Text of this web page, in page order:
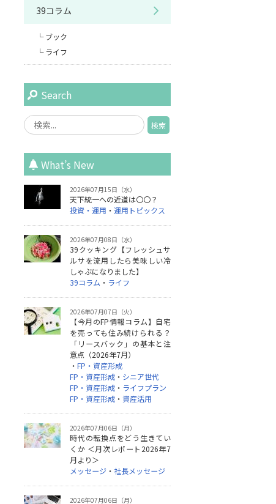
39コラム
ブック
ライフ
Search
What’s New
2026年07月15日（水）
天下統一への近道は〇〇？
投資・運用 ・ 運用トピックス
2026年07月08日（水）
39クッキング【フレッシュサ
ルサを流用したら美味しい冷
しゃぶになりました】
39コラム ・ ライフ
2026年07月07日（火）
【今月のFP情報コラム】自宅
を売っても住み続けられる？
「リースバック」の基本と注
意点（2026年7月）
・ FP・資産形成
FP・資産形成 ・ シニア世代
FP・資産形成 ・ ライフプラン
FP・資産形成 ・ 資産活用
2026年07月06日（月）
時代の転換点をどう生きてい
くか ＜月次レポート2026年7
月より＞
メッセージ ・ 社長メッセージ
2026年07月06日（月）